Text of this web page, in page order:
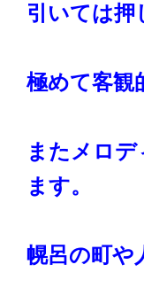
引いては押
極めて客観
またメロデ
ます。
幌呂の町や